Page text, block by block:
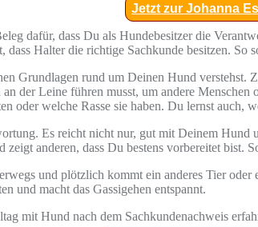
Jetzt zur Johanna
dafür, dass Du als Hundebesitzer die
Halter die richtige Sachkunde besitzen.
Grundlagen rund um Deinen Hund verstehst.
der Leine führen musst, um andere
oder welche Rasse sie haben. Du lernst auch,
Es reicht nicht nur, gut mit Deinem
anderen, dass Du bestens vorbereitet
und plötzlich kommt ein anderes Tier
und macht das Gassigehen entspannt.
mit Hund nach dem Sachkundenachweis